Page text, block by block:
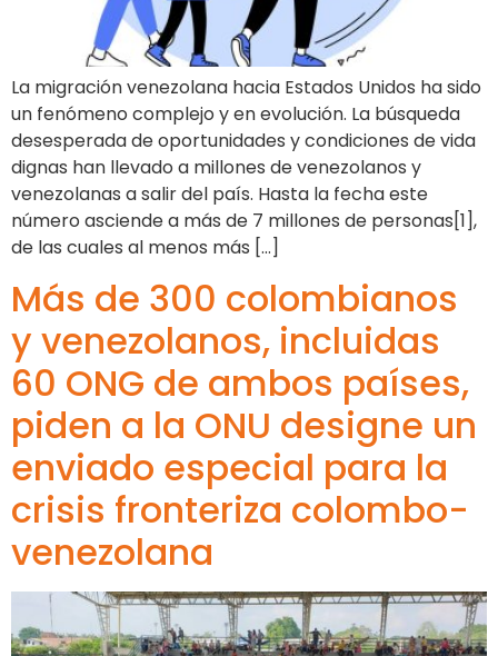
La migración venezolana hacia Estados Unidos ha sido
un fenómeno complejo y en evolución. La búsqueda
desesperada de oportunidades y condiciones de vida
dignas han llevado a millones de venezolanos y
venezolanas a salir del país. Hasta la fecha este
número asciende a más de 7 millones de personas[1],
de las cuales al menos más […]
Más de 300 colombianos
y venezolanos, incluidas
60 ONG de ambos países,
piden a la ONU designe un
enviado especial para la
crisis fronteriza colombo-
venezolana